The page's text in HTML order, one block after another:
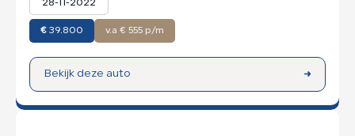
28-11-2022
€ 39.800 v.a € 555 p/m
Bekijk deze auto